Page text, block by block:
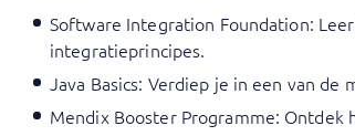
Software Integration Foundation:
integratieprincipes.
Java Basics: Verdiep je in een van de
Mendix Booster Programme: Ontdek